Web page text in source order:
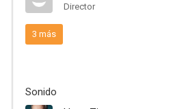
Director
3 más
Sonido